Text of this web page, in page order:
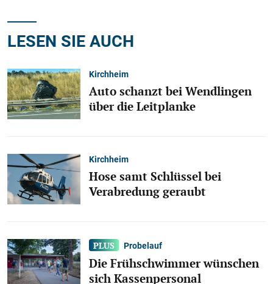
LESEN SIE AUCH
Kirchheim
Auto schanzt bei Wendlingen
über die Leitplanke
Kirchheim
Hose samt Schlüssel bei
Verabredung geraubt
Probelauf
Die Frühschwimmer wünschen
sich Kassenpersonal